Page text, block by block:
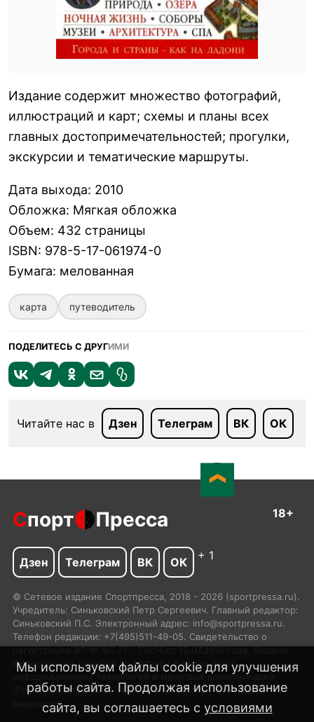
Издание содержит множество фотографий,
иллюстраций и карт; схемы и планы всех
главных достопримечательностей; прогулки,
экскурсии и тематические маршруты.
Дата выхода: 2010
Обложка: Мягкая обложка
Объем: 432 страницы
ISBN: 978-5-17-061974-0
Бумага: мелованная
карта путеводитель
ПОДЕЛИТЕСЬ С ДРУГИМИ
Читайте нас в Дзен Телеграм ВК ОК
Мы используем файлы cookie для улучшения
работы сайта. Продолжая использование
сайта, вы соглашаетесь с условиями
Спорт Пресса 18+
Дзен Телеграм ВК ОК + 1
© Сетевое издание Спортпресса, 2018 - 2026 (sportpressa.ru).
Учредитель: Синьковский Петр Сергеевич. Главный редактор:
Синьковский П.С. Электронный адрес: info@sportpressa.ru.
Телефон редакции: +7(495)511-49-05. Свидетельство о
регистрации ЭЛ № ФС 77 - 73274 от 13.07.2018 года. Выдано
Федеральной службой по надзору в сфере связи,
информационных технологий и массовых коммуникаций
(Роскомнадзор). 2002-2024 SportPressa.ru™ Все права
защищены.